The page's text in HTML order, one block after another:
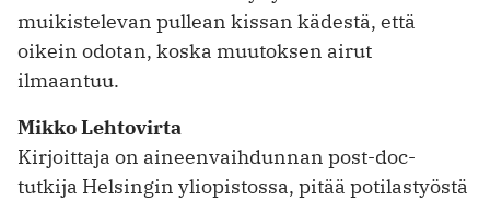
muikistelevan pullean kissan kädestä, että
oikein odotan, koska muutoksen airut
ilmaantuu.
Mikko Lehtovirta
Kirjoittaja on aineenvaihdunnan post-doc-
tutkija Helsingin yliopistossa, pitää potilastyöstä